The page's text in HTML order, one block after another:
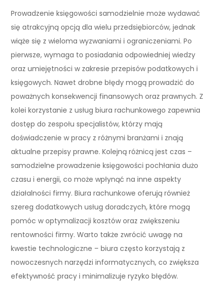
Prowadzenie księgowości samodzielnie może wydawać
się atrakcyjną opcją dla wielu przedsiębiorców, jednak
wiąże się z wieloma wyzwaniami i ograniczeniami. Po
pierwsze, wymaga to posiadania odpowiedniej wiedzy
oraz umiejętności w zakresie przepisów podatkowych i
księgowych. Nawet drobne błędy mogą prowadzić do
poważnych konsekwencji finansowych oraz prawnych. Z
kolei korzystanie z usług biura rachunkowego zapewnia
dostęp do zespołu specjalistów, którzy mają
doświadczenie w pracy z różnymi branżami i znają
aktualne przepisy prawne. Kolejną różnicą jest czas –
samodzielne prowadzenie księgowości pochłania dużo
czasu i energii, co może wpłynąć na inne aspekty
działalności firmy. Biura rachunkowe oferują również
szereg dodatkowych usług doradczych, które mogą
pomóc w optymalizacji kosztów oraz zwiększeniu
rentowności firmy. Warto także zwrócić uwagę na
kwestie technologiczne – biura często korzystają z
nowoczesnych narzędzi informatycznych, co zwiększa
efektywność pracy i minimalizuje ryzyko błędów.